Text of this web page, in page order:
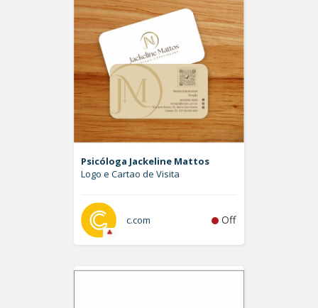
Psicóloga Jackeline Mattos
Logo e Cartao de Visita
c.com Off